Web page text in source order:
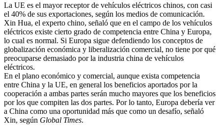
La UE es el mayor receptor de vehículos eléctricos chinos, con casi
el 40% de sus exportaciones, según los medios de comunicación.
Xin Hua, el experto chino, señaló que en el campo de los vehículos
eléctricos existe cierto grado de competencia entre China y Europa,
lo cual es normal. Si Europa sigue defendiendo los conceptos de
globalización económica y liberalización comercial, no tiene por qué
preocuparse demasiado por la industria china de vehículos
eléctricos.
En el plano económico y comercial, aunque exista competencia
entre China y la UE, en general los beneficios aportados por la
cooperación a ambas partes serán mucho mayores que los beneficios
por los que compiten las dos partes. Por lo tanto, Europa debería ver
a China como una oportunidad más que como un desafío, señaló
Xin, según Global Times.